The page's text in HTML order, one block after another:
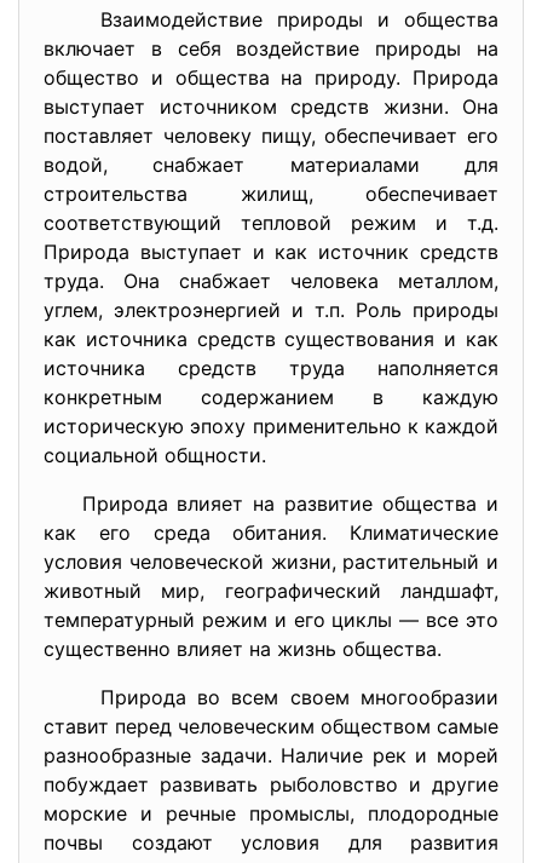
Взаимодействие природы и общества
включает в себя воздействие природы на
общество и общества на природу. Природа
выступает источником средств жизни. Она
поставляет человеку пищу, обеспечивает его
водой, снабжает материалами для
строительства жилищ, обеспечивает
соответствующий тепловой режим и т.д.
Природа выступает и как источник средств
труда. Она снабжает человека металлом,
углем, электроэнергией и т.п. Роль природы
как источника средств существования и как
источника средств труда наполняется
конкретным содержанием в каждую
историческую эпоху применительно к каждой
социальной общности.
Природа влияет на развитие общества и
как его среда обитания. Климатические
условия человеческой жизни, растительный и
животный мир, географический ландшафт,
температурный режим и его циклы — все это
существенно влияет на жизнь общества.
Природа во всем своем многообразии
ставит перед человеческим обществом самые
разнообразные задачи. Наличие рек и морей
побуждает развивать рыболовство и другие
морские и речные промыслы, плодородные
почвы создают условия для развития